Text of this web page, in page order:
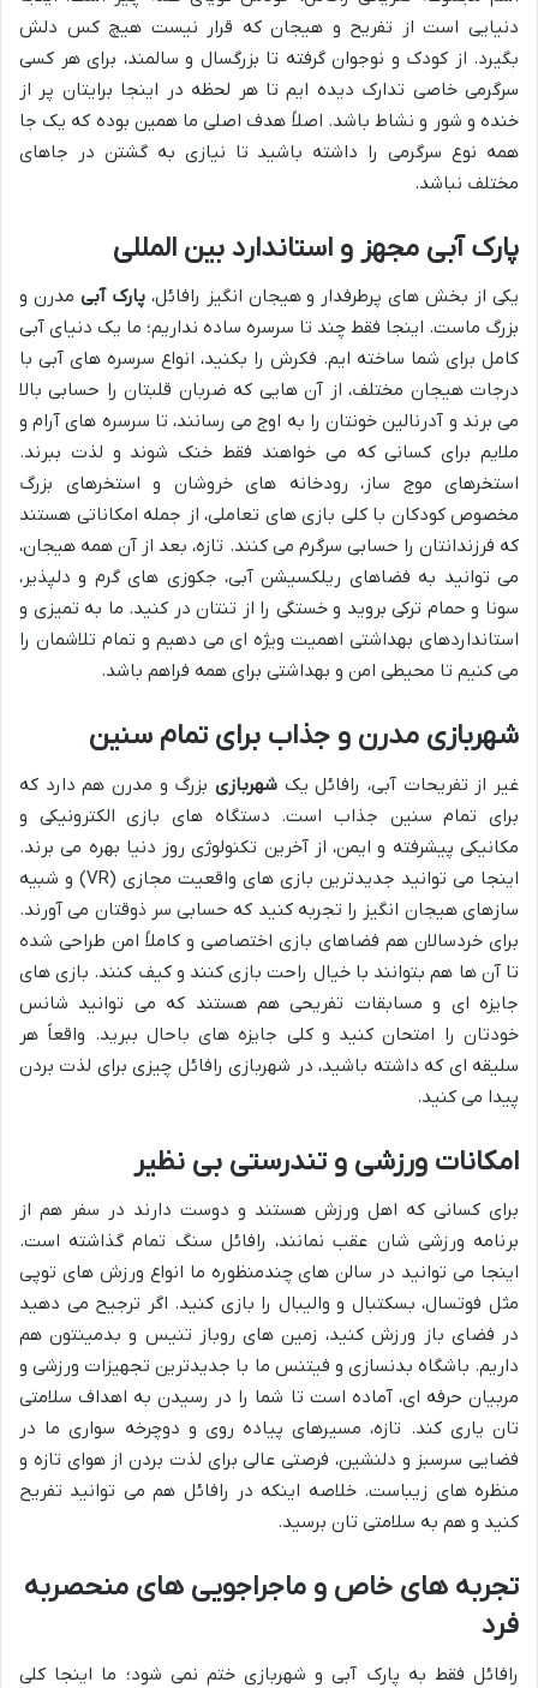
دنیایی است از تفریح و هیجان که قرار نیست هیچ کس دلش
بگیرد. از کودک و نوجوان گرفته تا بزرگسال و سالمند، برای هر کسی
سرگرمی خاصی تدارک دیده ایم تا هر لحظه در اینجا برایتان پر از
خنده و شور و نشاط باشد. اصلاً هدف اصلی ما همین بوده که یک جا
همه نوع سرگرمی را داشته باشید تا نیازی به گشتن در جاهای
مختلف نباشد.
پارک آبی مجهز و استاندارد بین المللی
یکی از بخش های پرطرفدار و هیجان انگیز رافائل،پارک آبی مدرن و
بزرگ ماست. اینجا فقط چند تا سرسره ساده نداریم؛ ما یک دنیای آبی
کامل برای شما ساخته ایم. فکرش را بکنید، انواع سرسره های آبی با
درجات هیجان مختلف، از آن هایی که ضربان قلبتان را حسابی بالا
می برند و آدرنالین خونتان را به اوج می رسانند، تا سرسره های آرام و
ملایم برای کسانی که می خواهند فقط خنک شوند و لذت ببرند.
استخرهای موج ساز، رودخانه های خروشان و استخرهای بزرگ
مخصوص کودکان با کلی بازی های تعاملی، از جمله امکاناتی هستند
که فرزندانتان را حسابی سرگرم می کنند. تازه، بعد از آن همه هیجان،
می توانید به فضاهای ریلکسیشن آبی، جکوزی های گرم و دلپذیر،
سونا و حمام ترکی بروید و خستگی را از تنتان در کنید. ما به تمیزی و
استانداردهای بهداشتی اهمیت ویژه ای می دهیم و تمام تلاشمان را
می کنیم تا محیطی امن و بهداشتی برای همه فراهم باشد.
شهربازی مدرن و جذاب برای تمام سنین
غیر از تفریحات آبی، رافائل یک شهربازی بزرگ و مدرن هم دارد که
برای تمام سنین جذاب است. دستگاه های بازی الکترونیکی و
مکانیکی پیشرفته و ایمن، از آخرین تکنولوژی روز دنیا بهره می برند.
اینجا می توانید جدیدترین بازی های واقعیت مجازی (VR) و شبیه
سازهای هیجان انگیز را تجربه کنید که حسابی سر ذوقتان می آورند.
برای خردسالان هم فضاهای بازی اختصاصی و کاملاً امن طراحی شده
تا آن ها هم بتوانند با خیال راحت بازی کنند و کیف کنند. بازی های
جایزه ای و مسابقات تفریحی هم هستند که می توانید شانس
خودتان را امتحان کنید و کلی جایزه های باحال ببرید. واقعاً هر
سلیقه ای که داشته باشید، در شهربازی رافائل چیزی برای لذت بردن
پیدا می کنید.
امکانات ورزشی و تندرستی بی نظیر
برای کسانی که اهل ورزش هستند و دوست دارند در سفر هم از
برنامه ورزشی شان عقب نمانند، رافائل سنگ تمام گذاشته است.
اینجا می توانید در سالن های چندمنظوره ما انواع ورزش های توپی
مثل فوتسال، بسکتبال و والیبال را بازی کنید. اگر ترجیح می دهید
در فضای باز ورزش کنید، زمین های روباز تنیس و بدمینتون هم
داریم. باشگاه بدنسازی و فیتنس ما با جدیدترین تجهیزات ورزشی و
مربیان حرفه ای، آماده است تا شما را در رسیدن به اهداف سلامتی
تان یاری کند. تازه، مسیرهای پیاده روی و دوچرخه سواری ما در
فضایی سرسبز و دلنشین، فرصتی عالی برای لذت بردن از هوای تازه و
منظره های زیباست. خلاصه اینکه در رافائل هم می توانید تفریح
کنید و هم به سلامتی تان برسید.
تجربه های خاص و ماجراجویی های منحصربه
فرد
رافائل فقط به پارک آبی و شهربازی ختم نمی شود؛ ما اینجا کلی